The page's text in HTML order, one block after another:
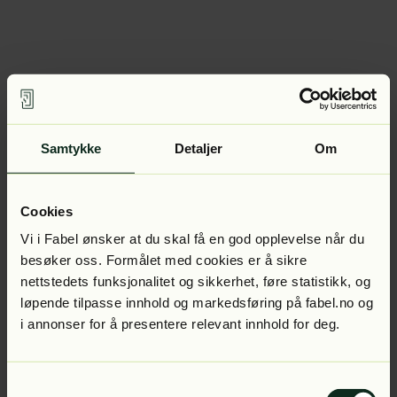
Samtykke Detaljer Om
Cookies
Vi i Fabel ønsker at du skal få en god opplevelse når du
besøker oss. Formålet med cookies er å sikre
nettstedets funksjonalitet og sikkerhet, føre statistikk, og
løpende tilpasse innhold og markedsføring på fabel.no og
i annonser for å presentere relevant innhold for deg.